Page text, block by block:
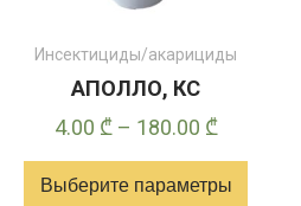
Инсектициды/акарициды
АПОЛЛО, КС
4.00 ₾ – 180.00 ₾Диапазон
цен:
4.00 ₾
Выберите параметры